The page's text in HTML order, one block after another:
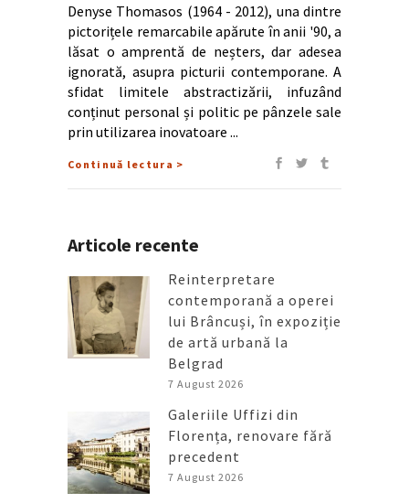
Denyse Thomasos (1964 - 2012), una dintre
pictorițele remarcabile apărute în anii '90, a
lăsat o amprentă de neșters, dar adesea
ignorată, asupra picturii contemporane. A
sfidat limitele abstractizării, infuzând
conținut personal și politic pe pânzele sale
prin utilizarea inovatoare
Continuă lectura >
Articole recente
Reinterpretare
contemporană a operei
lui Brâncuși, în expoziție
de artă urbană la
Belgrad
7 August 2026
Galeriile Uffizi din
Florența, renovare fără
precedent
7 August 2026